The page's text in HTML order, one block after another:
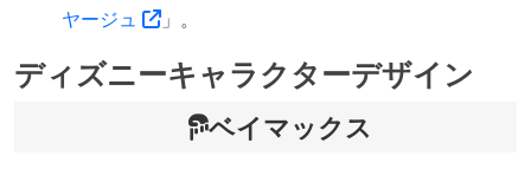
ヤージュ
」。
ディズニーキャラクターデザイン
ベイマックス